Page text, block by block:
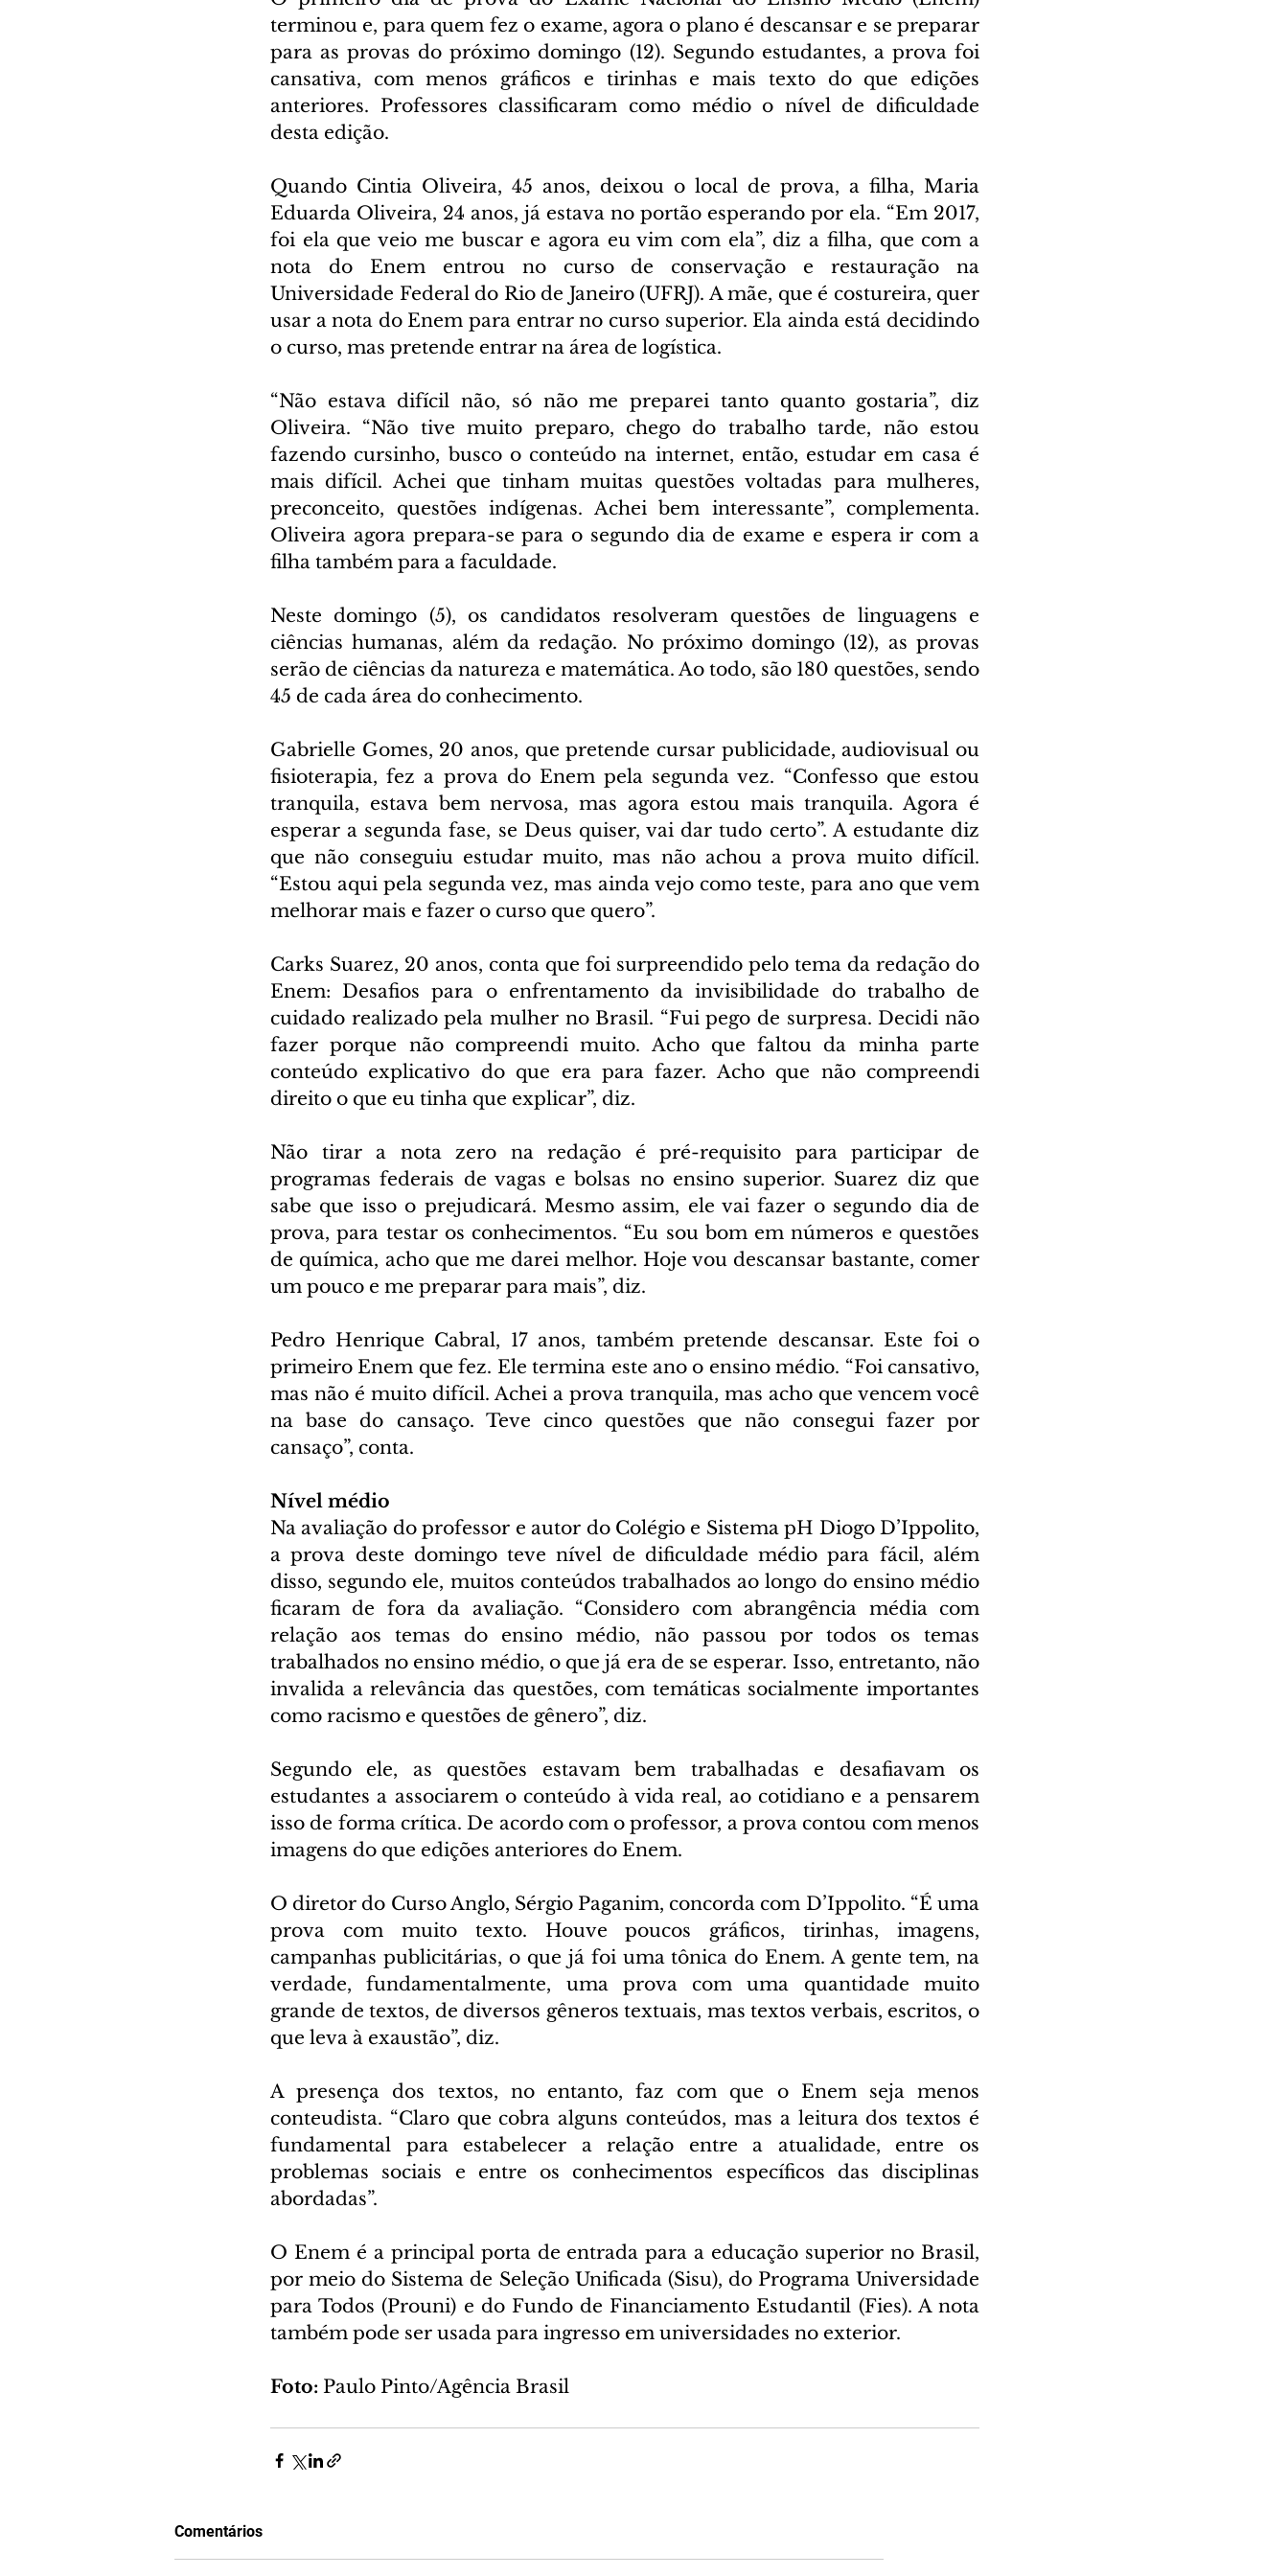
terminou e, para quem fez o exame, agora o plano é descansar e se preparar
para as provas do próximo domingo (12). Segundo estudantes, a prova foi
cansativa, com menos gráficos e tirinhas e mais texto do que edições
anteriores. Professores classificaram como médio o nível de dificuldade
desta edição.
Quando Cintia Oliveira, 45 anos, deixou o local de prova, a filha, Maria
Eduarda Oliveira, 24 anos, já estava no portão esperando por ela. “Em 2017,
foi ela que veio me buscar e agora eu vim com ela”, diz a filha, que com a
nota do Enem entrou no curso de conservação e restauração na
Universidade Federal do Rio de Janeiro (UFRJ). A mãe, que é costureira, quer
usar a nota do Enem para entrar no curso superior. Ela ainda está decidindo
o curso, mas pretende entrar na área de logística.
“Não estava difícil não, só não me preparei tanto quanto gostaria”, diz
Oliveira. “Não tive muito preparo, chego do trabalho tarde, não estou
fazendo cursinho, busco o conteúdo na internet, então, estudar em casa é
mais difícil. Achei que tinham muitas questões voltadas para mulheres,
preconceito, questões indígenas. Achei bem interessante”, complementa.
Oliveira agora prepara-se para o segundo dia de exame e espera ir com a
filha também para a faculdade.
Neste domingo (5), os candidatos resolveram questões de linguagens e
ciências humanas, além da redação. No próximo domingo (12), as provas
serão de ciências da natureza e matemática. Ao todo, são 180 questões, sendo
45 de cada área do conhecimento.
Gabrielle Gomes, 20 anos, que pretende cursar publicidade, audiovisual ou
fisioterapia, fez a prova do Enem pela segunda vez. “Confesso que estou
tranquila, estava bem nervosa, mas agora estou mais tranquila. Agora é
esperar a segunda fase, se Deus quiser, vai dar tudo certo”. A estudante diz
que não conseguiu estudar muito, mas não achou a prova muito difícil.
“Estou aqui pela segunda vez, mas ainda vejo como teste, para ano que vem
melhorar mais e fazer o curso que quero”.
Carks Suarez, 20 anos, conta que foi surpreendido pelo tema da redação do
Enem: Desafios para o enfrentamento da invisibilidade do trabalho de
cuidado realizado pela mulher no Brasil. “Fui pego de surpresa. Decidi não
fazer porque não compreendi muito. Acho que faltou da minha parte
conteúdo explicativo do que era para fazer. Acho que não compreendi
direito o que eu tinha que explicar”, diz.
Não tirar a nota zero na redação é pré-requisito para participar de
programas federais de vagas e bolsas no ensino superior. Suarez diz que
sabe que isso o prejudicará. Mesmo assim, ele vai fazer o segundo dia de
prova, para testar os conhecimentos. “Eu sou bom em números e questões
de química, acho que me darei melhor. Hoje vou descansar bastante, comer
um pouco e me preparar para mais”, diz.
Pedro Henrique Cabral, 17 anos, também pretende descansar. Este foi o
primeiro Enem que fez. Ele termina este ano o ensino médio. “Foi cansativo,
mas não é muito difícil. Achei a prova tranquila, mas acho que vencem você
na base do cansaço. Teve cinco questões que não consegui fazer por
cansaço”, conta.
Nível médio
Na avaliação do professor e autor do Colégio e Sistema pH Diogo D’Ippolito,
a prova deste domingo teve nível de dificuldade médio para fácil, além
disso, segundo ele, muitos conteúdos trabalhados ao longo do ensino médio
ficaram de fora da avaliação. “Considero com abrangência média com
relação aos temas do ensino médio, não passou por todos os temas
trabalhados no ensino médio, o que já era de se esperar. Isso, entretanto, não
invalida a relevância das questões, com temáticas socialmente importantes
como racismo e questões de gênero”, diz.
Segundo ele, as questões estavam bem trabalhadas e desafiavam os
estudantes a associarem o conteúdo à vida real, ao cotidiano e a pensarem
isso de forma crítica. De acordo com o professor, a prova contou com menos
imagens do que edições anteriores do Enem.
O diretor do Curso Anglo, Sérgio Paganim, concorda com D’Ippolito. “É uma
prova com muito texto. Houve poucos gráficos, tirinhas, imagens,
campanhas publicitárias, o que já foi uma tônica do Enem. A gente tem, na
verdade, fundamentalmente, uma prova com uma quantidade muito
grande de textos, de diversos gêneros textuais, mas textos verbais, escritos, o
que leva à exaustão”, diz.
A presença dos textos, no entanto, faz com que o Enem seja menos
conteudista. “Claro que cobra alguns conteúdos, mas a leitura dos textos é
fundamental para estabelecer a relação entre a atualidade, entre os
problemas sociais e entre os conhecimentos específicos das disciplinas
abordadas”.
O Enem é a principal porta de entrada para a educação superior no Brasil,
por meio do Sistema de Seleção Unificada (Sisu), do Programa Universidade
para Todos (Prouni) e do Fundo de Financiamento Estudantil (Fies). A nota
também pode ser usada para ingresso em universidades no exterior.
Foto: Paulo Pinto/Agência Brasil
Comentários